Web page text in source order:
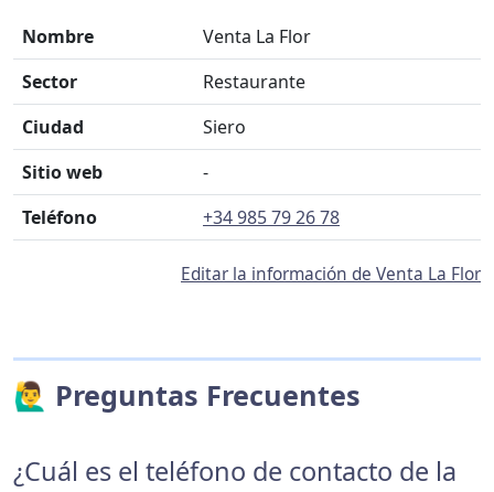
Nombre
Venta La Flor
Sector
Restaurante
Ciudad
Siero
Sitio web
-
Teléfono
+34 985 79 26 78
Editar la información de Venta La Flor
🙋‍♂️ Preguntas Frecuentes
¿Cuál es el teléfono de contacto de la